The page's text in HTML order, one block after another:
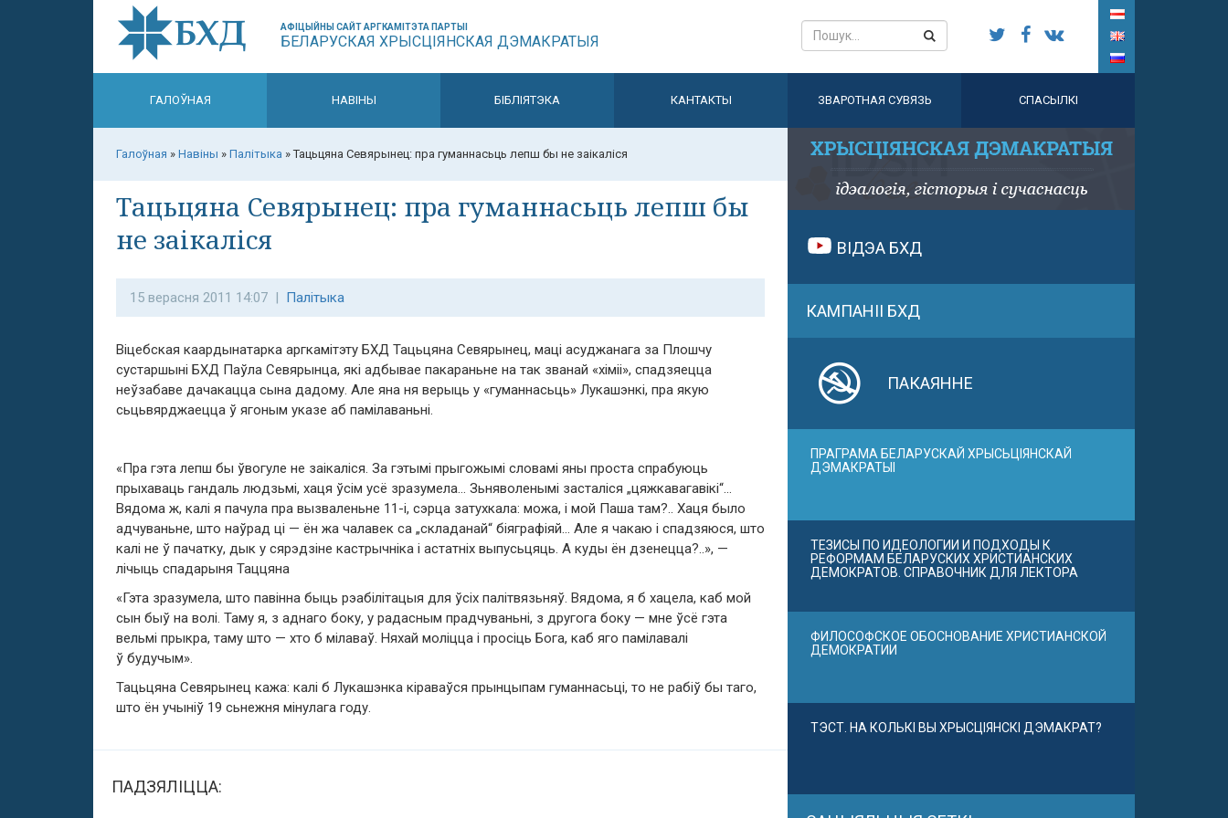
АФІЦЫЙНЫ САЙТ АРГКАМІТЭТА ПАРТЫІ
БЕЛАРУСКАЯ ХРЫСЦІЯНСКАЯ ДЭМАКРАТЫЯ
ГАЛОЎНАЯ НАВІНЫ БІБЛІЯТЭКА КАНТАКТЫ ЗВАРОТНАЯ СУВЯЗЬ СПАСЫЛКІ
Галоўная » Навіны » Палітыка »Тацьцяна Севярынец: пра гуманнасьць лепш бы не заікаліся
Тацьцяна Севярынец: пра гуманнасьць лепш бы
не заікаліся
15 верасня 2011 14:07 | Палітыка
Віцебская каардынатарка аргкамітэту БХД Тацьцяна Севярынец, маці асуджанага за Плошчу
сустаршыні БХД Паўла Севярынца, які адбывае пакараньне на так званай «хіміі», спадзяецца
неўзабаве дачакацца сына дадому. Але яна ня верыць у «гуманнасьць» Лукашэнкі, пра якую
сьцьвярджаецца ў ягоным указе аб памілаваньні.
«Пра гэта лепш бы ўвогуле не заікаліся. За гэтымі прыгожымі словамі яны проста спрабуюць
прыхаваць гандаль людзьмі, хаця ўсім усё зразумела… Зьняволенымі засталіся „цяжкавагавікі“…
Вядома ж, калі я пачула пра вызваленьне 11-і, сэрца затухкала: можа, і мой Паша там?.. Хаця было
адчуваньне, што наўрад ці — ён жа чалавек са „складанай“ біяграфіяй… Але я чакаю і спадзяюся, што
калі не ў пачатку, дык у сярэдзіне кастрычніка і астатніх выпусьцяць. А куды ён дзенецца?..», —
лічыць спадарыня Таццяна
«Гэта зразумела, што павінна быць рэабілітацыя для ўсіх палітвязьняў. Вядома, я б хацела, каб мой
сын быў на волі. Таму я, з аднаго боку, у радасным прадчуваньні, з другога боку — мне ўсё гэта
вельмі прыкра, таму што — хто б мілаваў. Няхай моліцца і просіць Бога, каб яго памілавалі
ў будучым».
Тацьцяна Севярынец кажа: калі б Лукашэнка кіраваўся прынцыпам гуманнасьці, то не рабіў бы таго,
што ён учыніў 19 сьнежня мінулага году.
ПАДЗЯЛІЦЦА:
ВІДЭА БХД
КАМПАНІІ БХД
ПАКАЯННЕ
ПРАГРАМА БЕЛАРУСКАЙ ХРЫСЬЦІЯНСКАЙ
ДЭМАКРАТЫІ
ТЕЗИСЫ ПО ИДЕОЛОГИИ И ПОДХОДЫ К
РЕФОРМАМ БЕЛАРУСКИХ ХРИСТИАНСКИХ
ДЕМОКРАТОВ. СПРАВОЧНИК ДЛЯ ЛЕКТОРА
ФИЛОСОФСКОЕ ОБОСНОВАНИЕ ХРИСТИАНСКОЙ
ДЕМОКРАТИИ
ТЭСТ. НА КОЛЬКІ ВЫ ХРЫСЦІЯНСКІ ДЭМАКРАТ?